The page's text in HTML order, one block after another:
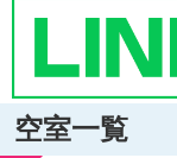
空室一覧